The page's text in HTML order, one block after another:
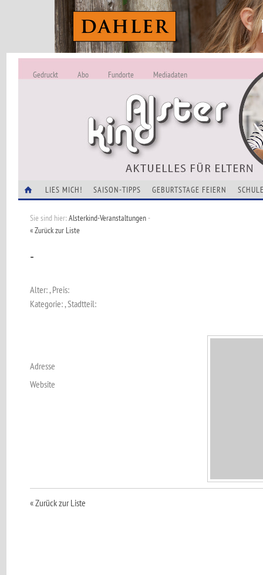
ALSTERKIND -
Alles Neu
Gedruckt Abo Fundorte Mediadaten
LIES MICH! SAISON-TIPPS GEBURTSTAGE FEIERN
Sie sind hier:Alsterkind-Veranstaltungen-
« Zurück zur Liste
-
Alter: , Preis:
Kategorie: , Stadtteil:
Adresse
Website
« Zurück zur Liste